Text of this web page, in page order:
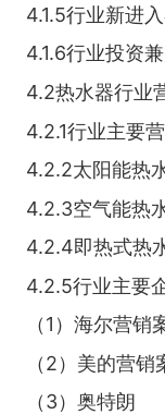
4.1.5行业新进
4.1.6行业投资
4.2热水器行业
4.2.1行业主要
4.2.2太阳能热
4.2.3空气能热
4.2.4即热式热
4.2.5行业主要
（1）海尔营销
（2）美的营销
（3）奥特朗